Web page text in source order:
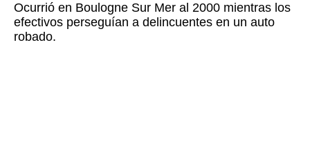
Ocurrió en Boulogne Sur Mer al 2000 mientras los
efectivos perseguían a delincuentes en un auto
robado.